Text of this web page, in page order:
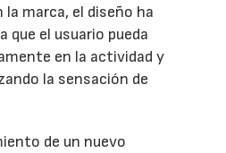
la marca, el diseño ha
que el usuario pueda
en la actividad y
la sensación de
de un nuevo